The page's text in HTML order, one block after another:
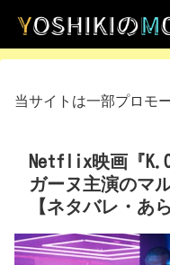
当サイトは一部プロモ
Netflix映画『
ガーヌ主演のマ
【ネタバレ・あ